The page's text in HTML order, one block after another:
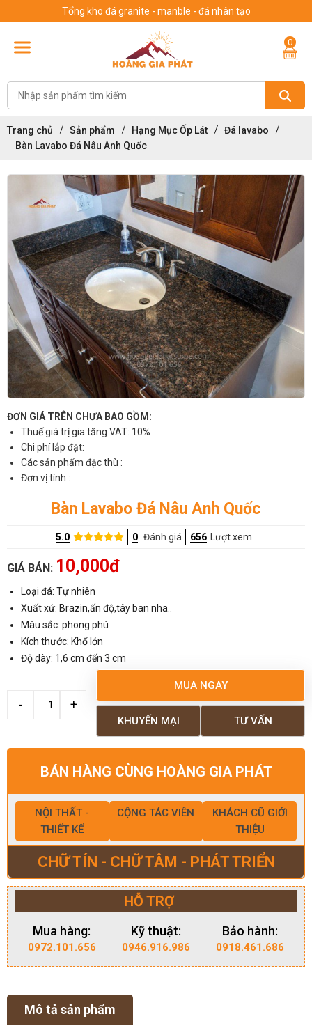
Tổng kho đá granite - manble - đá nhân tạo
0
Trang chủ Sản phẩm Hạng Mục Ốp Lát
Đá lavabo
Bàn Lavabo Đá Nâu Anh Quốc
ĐƠN GIÁ TRÊN CHƯA BAO GỒM:
Thuế giá trị gia tăng VAT: 10%
Chi phí lắp đặt:
Các sản phẩm đặc thù :
Đơn vị tính :
Bàn Lavabo Đá Nâu Anh Quốc
5.0 0 Đánh giá 656 Lượt xem
GIÁ BÁN: 10,000đ
Loại đá: Tự nhiên
Xuất xứ: Brazin,ấn độ,tây ban nha..
Màu sắc: phong phú
Kích thước: Khổ lớn
Độ dày: 1,6 cm đến 3 cm
MUA NGAY
TƯ VẤN
KHUYẾN MẠI
BÁN HÀNG CÙNG HOÀNG GIA PHÁT
NỘI THẤT -
THIẾT KẾ
CỘNG TÁC VIÊN
KHÁCH CŨ GIỚI
THIỆU
CHỮ TÍN - CHỮ TÂM - PHÁT TRIỂN
HỖ TRỢ
Mua hàng:
0972.101.656
Kỹ thuật:
0946.916.986
Bảo hành:
0918.461.686
Mô tả sản phẩm